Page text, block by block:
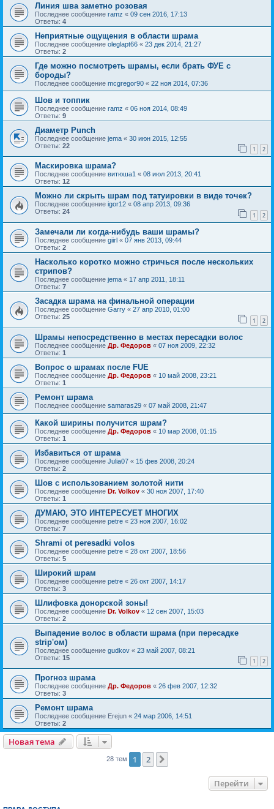
Линия шва заметно розовая
Последнее сообщение ramz « 09 сен 2016, 17:13
Ответы: 4
Неприятные ощущения в области шрама
Последнее сообщение oleglapt66 « 23 дек 2014, 21:27
Ответы: 2
Где можно посмотреть шрамы, если брать ФУЕ с
бороды?
Последнее сообщение mcgregor90 « 22 ноя 2014, 07:36
Шов и топпик
Последнее сообщение ramz « 06 ноя 2014, 08:49
Ответы: 9
Диаметр Punch
Последнее сообщение jema « 30 июн 2015, 12:55
Ответы: 22 1 2
Маскировка шрама?
Последнее сообщение витюша1 « 08 июл 2013, 20:41
Ответы: 12
Можно ли скрыть шрам под татуировки в виде точек?
Последнее сообщение igor12 « 08 апр 2013, 09:36
Ответы: 24 1 2
Замечали ли когда-нибудь ваши шрамы?
Последнее сообщение giirl « 07 янв 2013, 09:44
Ответы: 2
Насколько коротко можно стричься после нескольких
стрипов?
Последнее сообщение jema « 17 апр 2011, 18:11
Ответы: 7
Засадка шрама на финальной операции
Последнее сообщение Garry « 27 апр 2010, 01:00
Ответы: 25 1 2
Шрамы непосредственно в местах пересадки волос
Последнее сообщение Др. Федоров « 07 ноя 2009, 22:32
Ответы: 1
Вопрос о шрамах после FUE
Последнее сообщение Др. Федоров « 10 май 2008, 23:21
Ответы: 1
Ремонт шрама
Последнее сообщение samaras29 « 07 май 2008, 21:47
Какой ширины получится шрам?
Последнее сообщение Др. Федоров « 10 мар 2008, 01:15
Ответы: 1
Избавиться от шрама
Последнее сообщение Julia07 « 15 фев 2008, 20:24
Ответы: 2
Шов с использованием золотой нити
Последнее сообщение Dr. Volkov « 30 ноя 2007, 17:40
Ответы: 1
ДУМАЮ, ЭТО ИНТЕРЕСУЕТ МНОГИХ
Последнее сообщение petre « 23 ноя 2007, 16:02
Ответы: 7
Shrami ot peresadki volos
Последнее сообщение petre « 28 окт 2007, 18:56
Ответы: 5
Широкий шрам
Последнее сообщение petre « 26 окт 2007, 14:17
Ответы: 3
Шлифовка донорской зоны!
Последнее сообщение Dr. Volkov « 12 сен 2007, 15:03
Ответы: 2
Выпадение волос в области шрама (при пересадке
strip'ом)
Последнее сообщение gudkov « 23 май 2007, 08:21
Ответы: 15 1 2
Прогноз шрама
Последнее сообщение Др. Федоров « 26 фев 2007, 12:32
Ответы: 3
Ремонт шрама
Последнее сообщение Erejun « 24 мар 2006, 14:51
Ответы: 2
Новая тема
28 тем 1 2
Перейти